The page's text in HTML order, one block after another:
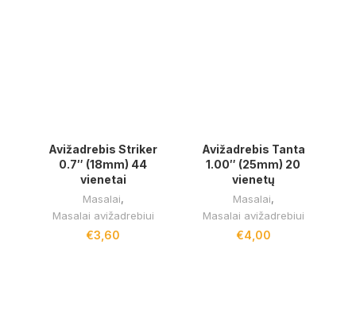
Avižadrebis Striker
0.7″ (18mm) 44
vienetai
Masalai,
Masalai avižadrebiui
€3,60
Avižadrebis Tanta
1.00″ (25mm) 20
vienetų
Masalai,
Masalai avižadrebiui
€4,00